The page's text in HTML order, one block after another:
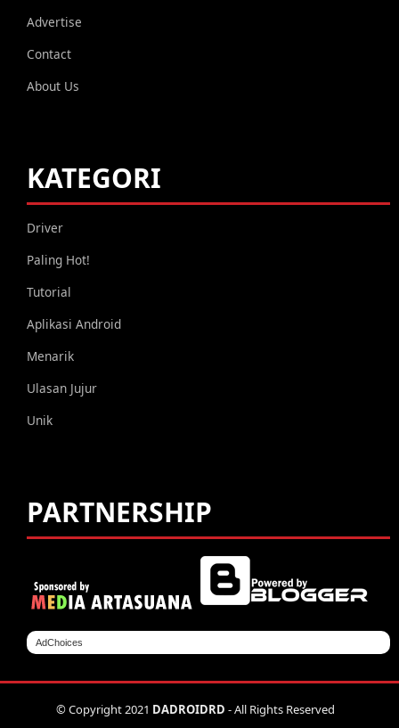
Advertise
Contact
About Us
KATEGORI
Driver
Paling Hot!
Tutorial
Aplikasi Android
Menarik
Ulasan Jujur
Unik
PARTNERSHIP
AdChoices
© Copyright 2021 DADROIDRD - All Rights Reserved